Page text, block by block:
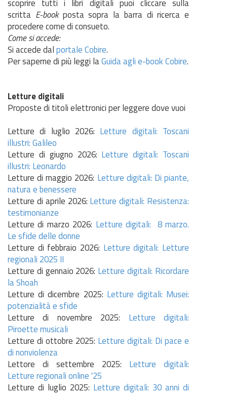
scoprire tutti i libri digitali puoi cliccare sulla
scritta E-bookposta sopra la barra di ricerca e
procedere come di consueto.
Come si accede:
Si accede dalportale Cobire.
Per saperne di più leggi laGuida agli e-book Cobire.
Letture digitali
Proposte di titoli elettronici per leggere dove vuoi
Letture di luglio 2026: Letture digitali: Toscani
illustri: Galileo
Letture di giugno 2026: Letture digitali: Toscani
illustri: Leonardo
Letture di maggio 2026: Letture digitali: Di piante,
natura e benessere
Letture di aprile 2026: Letture digitali: Resistenza:
testimonianze
Letture di marzo 2026: Letture digitali: 8 marzo.
Le sfide delle donne
Letture di febbraio 2026: Letture digitali: Letture
regionali 2025 II
Letture di gennaio 2026: Letture digitali: Ricordare
la Shoah
Letture di dicembre 2025: Letture digitali: Musei:
potenzialità e sfide
Letture di novembre 2025: Letture digitali:
Piroette musicali
Letture di ottobre 2025: Letture digitali: Di pace e
di nonviolenza
Lettore di settembre 2025: Letture digitali:
Letture regionali online '25
Letture di luglio 2025: Letture digitali: 30 anni di